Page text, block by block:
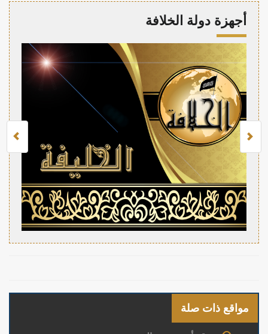
أجهزة دولة الخلافة
مواقع ذات صلة